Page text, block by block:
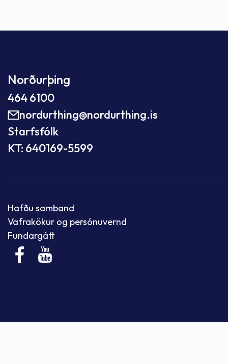
Norðurþing
464 6100
nordurthing@nordurthing.is
Starfsfólk
KT: 640169-5599
Hafðu samband
Vafrakökur og persónuvernd
Fundargátt